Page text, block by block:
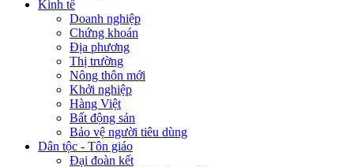
Kinh tế
Doanh nghiệp
Chứng khoán
Địa phương
Thị trường
Nông thôn mới
Khởi nghiệp
Hàng Việt
Bất động sản
Bảo vệ người tiêu dùng
Dân tộc - Tôn giáo
Đại đoàn kết